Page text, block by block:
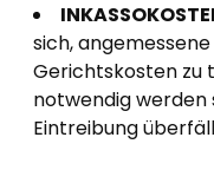
sich,
Gerichtskosten zu
notwendig werden
Eintreibung